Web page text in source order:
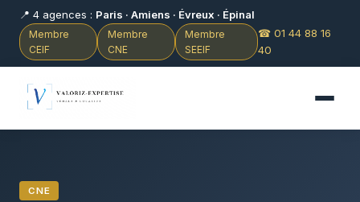
📍 4 agences : Paris · Amiens · Évreux · Épinal
Membre
CEIF
Membre
CNE
Membre
SEEIF
☎ 01 44 88 16
40
CNE